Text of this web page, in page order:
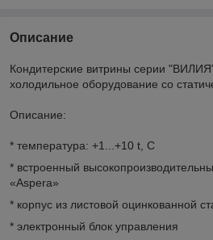
Описание
Кондитерские витрины серии
холодильное оборудование со
Описание:
* температура: +1...+10 t, C
* встроенный
«Aspera»
* корпус из листовой оцинкованной
* электронный блок управления